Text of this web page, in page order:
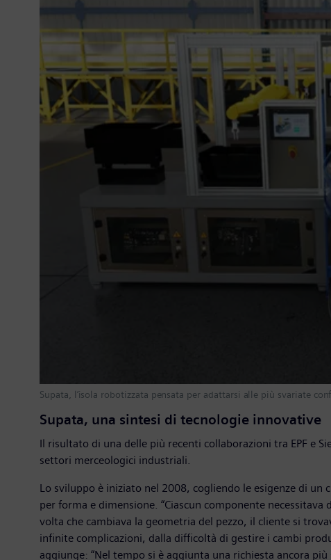
Supata, l’isola robotizzata pensata per adattarsi alle più svariate
Supata, una sintesi di tecnologie innovative
Il risultato di una delle più recenti collaborazioni tra EPF e
settori merceologici industriali.
Lo sviluppo è iniziato nel 2008, cogliendo le esigenze di
per forma e dimensione. “Ciascun componente
volta che cambiava la geometria del pezzo, il cliente si
infinite complicazioni, dalla difficoltà di gestire i cambi
aggiunge: “Nel tempo si è aggiunta una richiesta ancora